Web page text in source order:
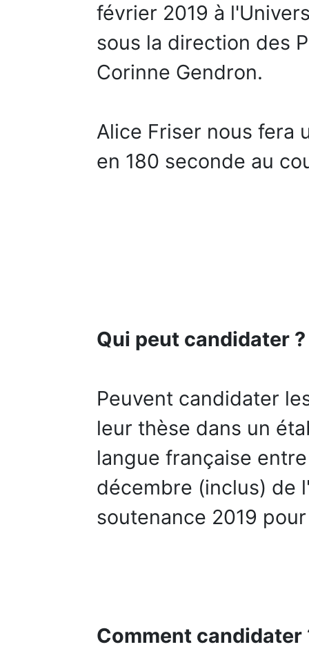
février 2019 à
sous la direction des
Corinne Gendron.
Alice Friser nous fera
en 180 seconde au
Qui peut candidater
Peuvent candidater
leur thèse dans un
langue française
décembre (inclus) de
soutenance 2019
Comment candidater